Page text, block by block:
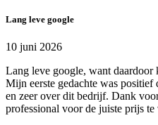
Lang leve google
10 juni 2026
Lang leve google, want
Mijn eerste gedachte was
en zeer over dit bedrijf. Dank
professional voor de juiste prijs te